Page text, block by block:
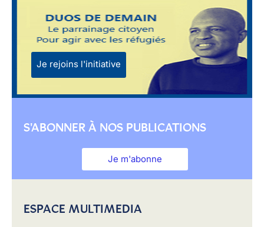
Je rejoins l'initiative
S'ABONNER À NOS PUBLICATIONS
Je m'abonne
ESPACE MULTIMEDIA